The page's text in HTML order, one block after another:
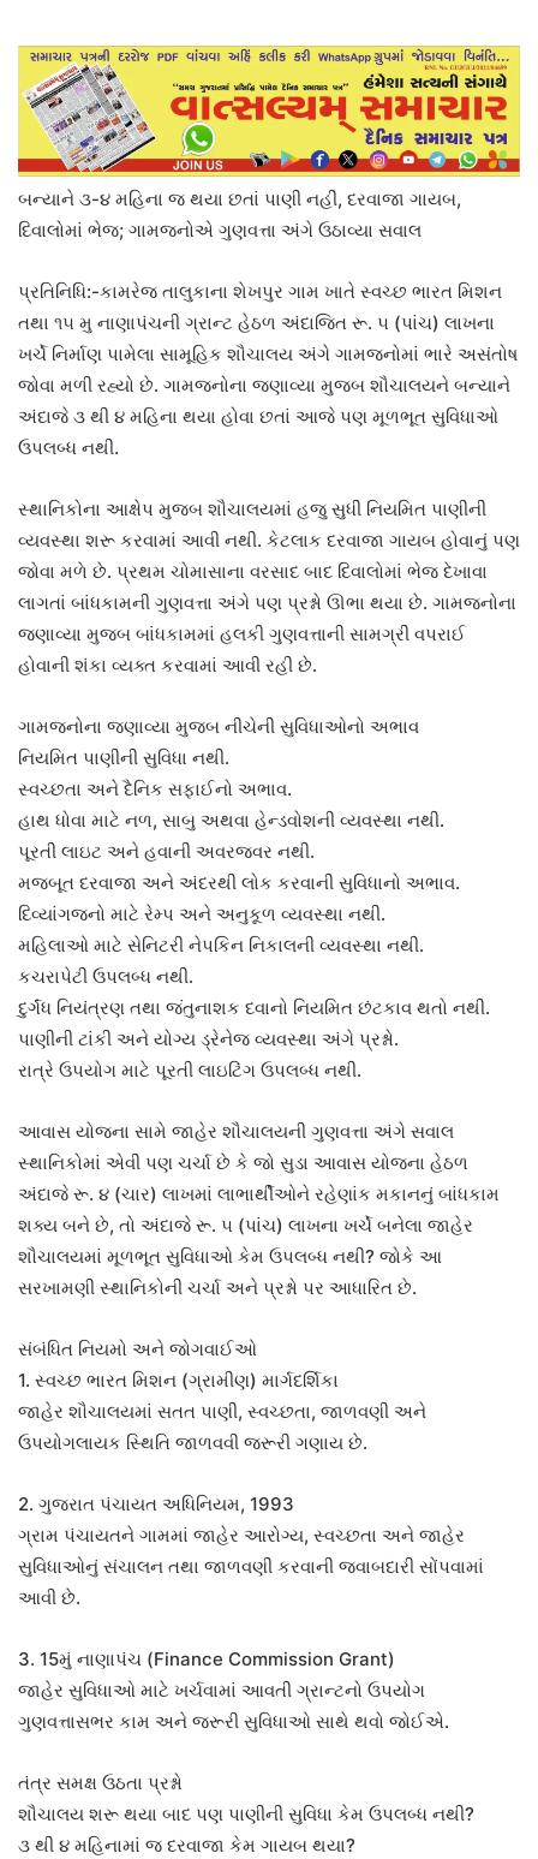
બન્યાને ૩-૪ મહિના જ થયા છતાં પાણી નહીં, દરવાજા ગાયબ,
દિવાલોમાં ભેજ; ગામજનોએ ગુણવત્તા અંગે ઉઠાવ્યા સવાલ
પ્રતિનિધિ:-કામરેજ તાલુકાના શેખપુર ગામ ખાતે સ્વચ્છ ભારત મિશન
તથા ૧૫ મુ નાણાપંચની ગ્રાન્ટ હેઠળ અંદાજિત રૂ. ૫ (પાંચ) લાખના
ખર્ચે નિર્માણ પામેલા સામૂહિક શૌચાલય અંગે ગામજનોમાં ભારે અસંતોષ
જોવા મળી રહ્યો છે. ગામજનોના જણાવ્યા મુજબ શૌચાલયને બન્યાને
અંદાજે ૩ થી ૪ મહિના થયા હોવા છતાં આજે પણ મૂળભૂત સુવિધાઓ
ઉપલબ્ધ નથી.
સ્થાનિકોના આક્ષેપ મુજબ શૌચાલયમાં હજુ સુધી નિયમિત પાણીની
વ્યવસ્થા શરૂ કરવામાં આવી નથી. કેટલાક દરવાજા ગાયબ હોવાનું પણ
જોવા મળે છે. પ્રથમ ચોમાસાના વરસાદ બાદ દિવાલોમાં ભેજ દેખાવા
લાગતાં બાંધકામની ગુણવત્તા અંગે પણ પ્રશ્નો ઊભા થયા છે. ગામજનોના
જણાવ્યા મુજબ બાંધકામમાં હલકી ગુણવત્તાની સામગ્રી વપરાઈ
હોવાની શંકા વ્યક્ત કરવામાં આવી રહી છે.
ગામજનોના જણાવ્યા મુજબ નીચેની સુવિધાઓનો અભાવ
નિયમિત પાણીની સુવિધા નથી.
સ્વચ્છતા અને દૈનિક સફાઈનો અભાવ.
હાથ ધોવા માટે નળ, સાબુ અથવા હેન્ડવોશની વ્યવસ્થા નથી.
પૂરતી લાઇટ અને હવાની અવરજવર નથી.
મજબૂત દરવાજા અને અંદરથી લોક કરવાની સુવિધાનો અભાવ.
દિવ્યાંગજનો માટે રેમ્પ અને અનુકૂળ વ્યવસ્થા નથી.
મહિલાઓ માટે સેનિટરી નેપકિન નિકાલની વ્યવસ્થા નથી.
કચરાપેટી ઉપલબ્ધ નથી.
દુર્ગંધ નિયંત્રણ તથા જંતુનાશક દવાનો નિયમિત છંટકાવ થતો નથી.
પાણીની ટાંકી અને યોગ્ય ડ્રેનેજ વ્યવસ્થા અંગે પ્રશ્નો.
રાત્રે ઉપયોગ માટે પૂરતી લાઇટિંગ ઉપલબ્ધ નથી.
આવાસ યોજના સામે જાહેર શૌચાલયની ગુણવત્તા અંગે સવાલ
સ્થાનિકોમાં એવી પણ ચર્ચા છે કે જો સુડા આવાસ યોજના હેઠળ
અંદાજે રૂ. ૪ (ચાર) લાખમાં લાભાર્થીઓને રહેણાંક મકાનનું બાંધકામ
શક્ય બને છે, તો અંદાજે રૂ. ૫ (પાંચ) લાખના ખર્ચે બનેલા જાહેર
શૌચાલયમાં મૂળભૂત સુવિધાઓ કેમ ઉપલબ્ધ નથી? જોકે આ
સરખામણી સ્થાનિકોની ચર્ચા અને પ્રશ્નો પર આધારિત છે.
સંબંધિત નિયમો અને જોગવાઈઓ
1. સ્વચ્છ ભારત મિશન (ગ્રામીણ) માર્ગદર્શિકા
જાહેર શૌચાલયમાં સતત પાણી, સ્વચ્છતા, જાળવણી અને
ઉપયોગલાયક સ્થિતિ જાળવવી જરૂરી ગણાય છે.
2. ગુજરાત પંચાયત અધિનિયમ, 1993
ગ્રામ પંચાયતને ગામમાં જાહેર આરોગ્ય, સ્વચ્છતા અને જાહેર
સુવિધાઓનું સંચાલન તથા જાળવણી કરવાની જવાબદારી સોંપવામાં
આવી છે.
3. 15મું નાણાપંચ (Finance Commission Grant)
જાહેર સુવિધાઓ માટે ખર્ચવામાં આવતી ગ્રાન્ટનો ઉપયોગ
ગુણવત્તાસભર કામ અને જરૂરી સુવિધાઓ સાથે થવો જોઈએ.
તંત્ર સમક્ષ ઉઠતા પ્રશ્નો
શૌચાલય શરૂ થયા બાદ પણ પાણીની સુવિધા કેમ ઉપલબ્ધ નથી?
૩ થી ૪ મહિનામાં જ દરવાજા કેમ ગાયબ થયા?